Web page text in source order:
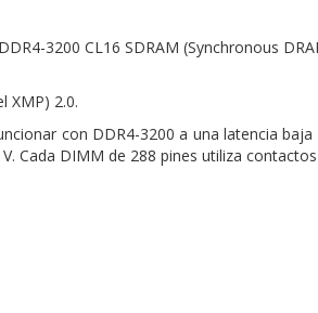
3200 CL16 SDRAM (Synchronous
XMP) 2.0.
con DDR4-3200 a una latencia baja
Cada DIMM de 288 pines utiliza